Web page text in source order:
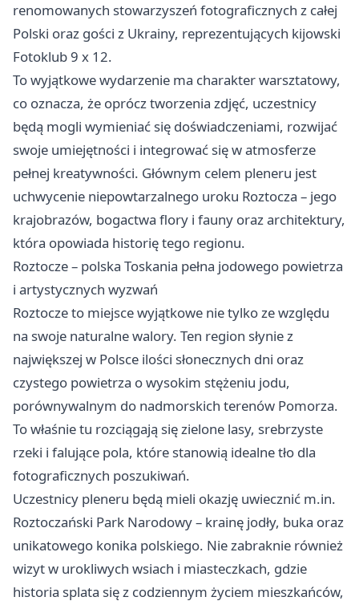
renomowanych stowarzyszeń fotograficznych z całej
Polski oraz gości z Ukrainy, reprezentujących kijowski
Fotoklub 9 x 12.
To wyjątkowe wydarzenie ma charakter warsztatowy,
co oznacza, że oprócz tworzenia zdjęć, uczestnicy
będą mogli wymieniać się doświadczeniami, rozwijać
swoje umiejętności i integrować się w atmosferze
pełnej kreatywności. Głównym celem pleneru jest
uchwycenie niepowtarzalnego uroku Roztocza – jego
krajobrazów, bogactwa flory i fauny oraz architektury,
która opowiada historię tego regionu.
Roztocze – polska Toskania pełna jodowego powietrza
i artystycznych wyzwań
Roztocze to miejsce wyjątkowe nie tylko ze względu
na swoje naturalne walory. Ten region słynie z
największej w Polsce ilości słonecznych dni oraz
czystego powietrza o wysokim stężeniu jodu,
porównywalnym do nadmorskich terenów Pomorza.
To właśnie tu rozciągają się zielone lasy, srebrzyste
rzeki i falujące pola, które stanowią idealne tło dla
fotograficznych poszukiwań.
Uczestnicy pleneru będą mieli okazję uwiecznić m.in.
Roztoczański Park Narodowy – krainę jodły, buka oraz
unikatowego konika polskiego. Nie zabraknie również
wizyt w urokliwych wsiach i miasteczkach, gdzie
historia splata się z codziennym życiem mieszkańców,